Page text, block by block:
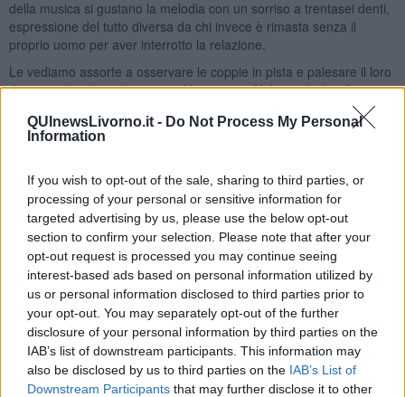
QUInewsLivorno.it - Do Not Process My Personal
Information
If you wish to opt-out of the sale, sharing to third parties, or
processing of your personal or sensitive information for
targeted advertising by us, please use the below opt-out
section to confirm your selection. Please note that after your
opt-out request is processed you may continue seeing
interest-based ads based on personal information utilized by
us or personal information disclosed to third parties prior to
your opt-out. You may separately opt-out of the further
disclosure of your personal information by third parties on the
IAB’s list of downstream participants. This information may
also be disclosed by us to third parties on the IAB’s List of
Downstream Participants that may further disclose it to other
della musica si gustano la melodia con un sorriso a trentasei denti,
espressione del tutto diversa da chi invece è rimasta senza il
proprio uomo per aver interrotto la relazione.
Le vediamo assorte a osservare le coppie in pista e palesare il loro
disatteso desiderio di essere al loro posto. Nel guardarle più
attentamente è possibile qualche volta scorgere una lacrima
scendere dalla guancia che abilmente nascondono abbassando la
testa per togliere i sandali dal tacco alto.
amore che non c’è più, cui si vorrebbe tornare e il desiderio
struggente di ciò che si vorrebbe raggiungere, fa scaturire una
nostalgia fortissima poiché certe di non riuscirci più.
Non ballare più laCumparsitacon il proprio uomo fa provare un
sentimento di mancanza per qualcosa che si è conosciuto bene
durante le serate in milonga e a cui sempre si vorrebbe ritornare,
rimanendo nella speranza di poterlo rivivere un giorno. Il momento
della speranza però arriva all’inizio della serata successiva in cui
andranno in milonga perché sul momento e fin tanto che Morfeo
non le strappi alla cruda realtà, l’espressione scontenta s’imprime
sulla tanghera rimanendo incollata al volto.